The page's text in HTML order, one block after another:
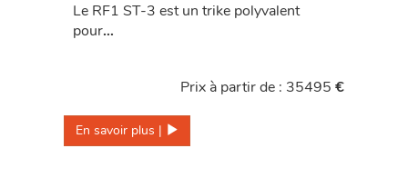
Le RF1 ST-3 est un trike polyvalent
pour…
Prix à partir de : 35495 €
En savoir plus |